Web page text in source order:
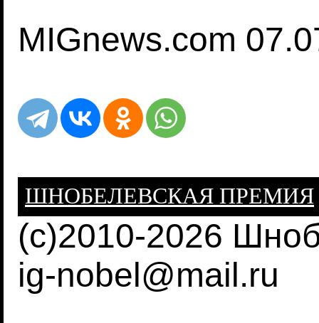
MIGnews.com
ШНОБЕЛЕВСКАЯ ПРЕМИЯ
(c)2010-2026
ig-nobel@mail.ru